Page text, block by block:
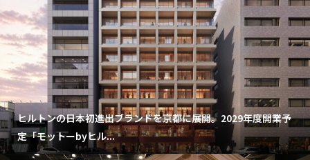
ヒルトンの日本初進出ブランドを京都に展開。2029年度開業予
定「モットーbyヒル...